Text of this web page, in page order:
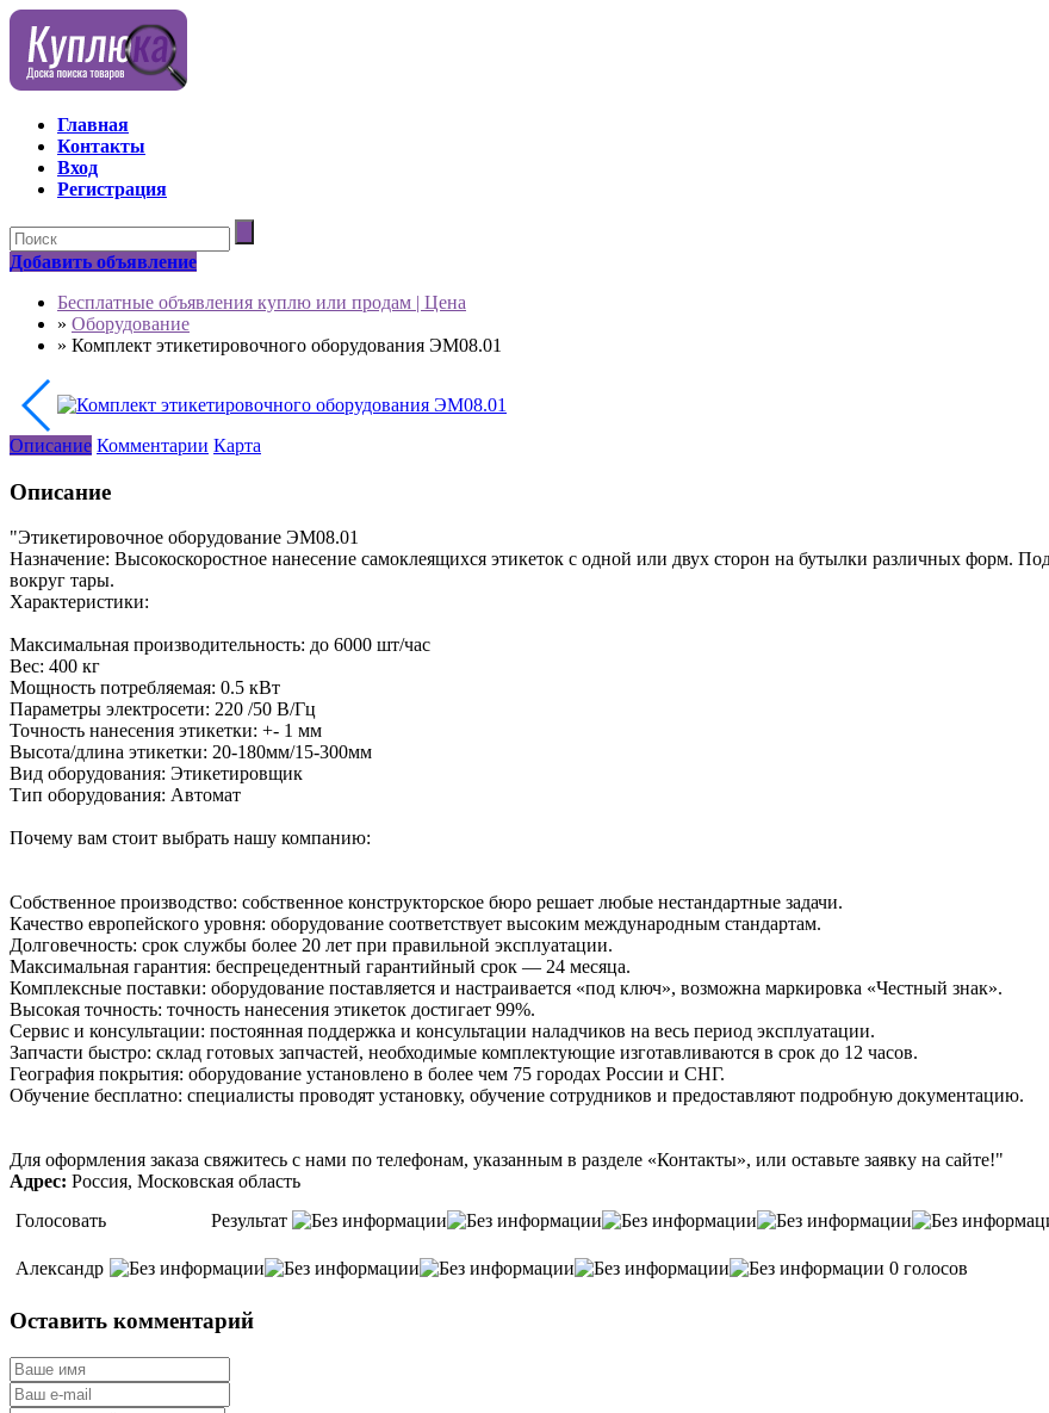
Главная
Контакты
Вход
Регистрация
Добавить объявление
Бесплатные объявления куплю или продам | Цена
» Оборудование
» Комплект этикетировочного оборудования ЭМ08.01
Описание Комментарии Карта
Описание
"Этикетировочное оборудование ЭМ08.01
Назначение: Высокоскоростное нанесение самоклеящихся этикеток с одной или двух сторон на бутылки различных форм.
вокруг тары.
Характеристики:
Максимальная производительность: до 6000 шт/час
Вес: 400 кг
Мощность потребляемая: 0.5 кВт
Параметры электросети: 220 /50 В/Гц
Точность нанесения этикетки: +- 1 мм
Высота/длина этикетки: 20-180мм/15-300мм
Вид оборудования: Этикетировщик
Тип оборудования: Автомат
Почему вам стоит выбрать нашу компанию:
Собственное производство: собственное конструкторское бюро решает любые нестандартные задачи.
Качество европейского уровня: оборудование соответствует высоким международным стандартам.
Долговечность: срок службы более 20 лет при правильной эксплуатации.
Максимальная гарантия: беспрецедентный гарантийный срок — 24 месяца.
Комплексные поставки: оборудование поставляется и настраивается «под ключ», возможна маркировка «Честный знак».
Высокая точность: точность нанесения этикеток достигает 99%.
Сервис и консультации: постоянная поддержка и консультации наладчиков на весь период эксплуатации.
Запчасти быстро: склад готовых запчастей, необходимые комплектующие изготавливаются в срок до 12 часов.
География покрытия: оборудование установлено в более чем 75 городах России и СНГ.
Обучение бесплатно: специалисты проводят установку, обучение сотрудников и предоставляют подробную документацию.
Для оформления заказа свяжитесь с нами по телефонам, указанным в разделе «Контакты», или оставьте заявку на сайте!"
Адрес: Россия, Московская область
Голосовать
Результат
Александр 0 голосов
Оставить комментарий